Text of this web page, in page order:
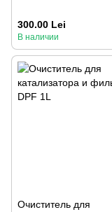
300.00 Lei
В наличии
Очиститель для